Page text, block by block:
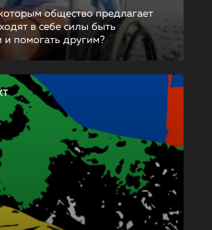
общество предлагает
в себе силы быть
помогать другим?